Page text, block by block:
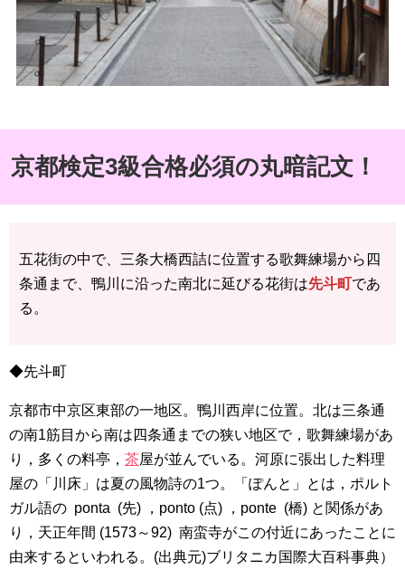
京都検定3級合格必須の丸暗記文！
五花街の中で、三条大橋西詰に位置する歌舞練場から四
条通まで、鴨川に沿った南北に延びる花街は先斗町であ
る。
◆先斗町
京都市中京区東部の一地区。鴨川西岸に位置。北は三条通
の南1筋目から南は四条通までの狭い地区で，歌舞練場があ
り，多くの料亭， 茶屋が並んでいる。河原に張出した料理
屋の「川床」は夏の風物詩の1つ。「ぽんと」とは，ポルト
ガル語の ponta (先) ，ponto (点) ，ponte (橋) と関係があ
り，天正年間 (1573～92) 南蛮寺がこの付近にあったことに
由来するといわれる。(出典元)ブリタニカ国際大百科事典）